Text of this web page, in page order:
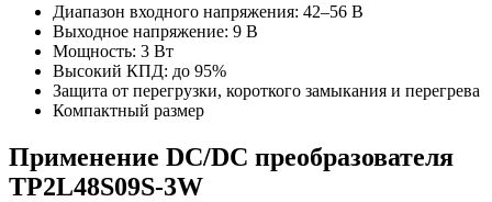
Диапазон входного напряжения: 42–56 В
Выходное напряжение: 9 В
Мощность: 3 Вт
Высокий КПД: до 95%
Защита от перегрузки, короткого замыкания и перегрева
Компактный размер
Применение DC/DC преобразователя
TP2L48S09S-3W